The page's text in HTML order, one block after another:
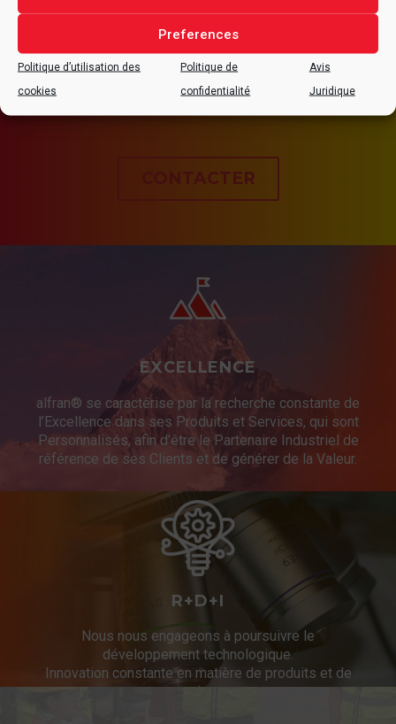
Preferences
Politique d’utilisation des
cookies
Politique de
confidentialité
Avis
Juridique
CONTACTEZALFRAN®
TOUTE QUESTION
CONCERNANT VOTRE PROJET.
CONTACTER
EXCELLENCE
alfran® se caractérise par la recherche constante de
l’Excellence dans ses Produits et Services, qui sont
Personnalisés, afin d’être le Partenaire Industriel de
référence de ses Clients et de générer de la Valeur.
R+D+I
Nous nous engageons à poursuivre le
développement technologique.
Innovation constante en matière de produits et de
services.